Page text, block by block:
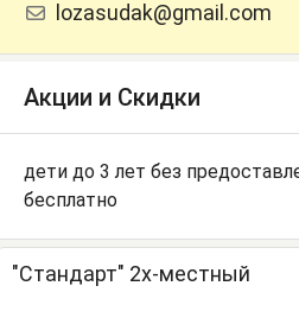
lozasudak@gmail.com
Акции и Скидки
дети до 3 лет без
бесплатно
"Стандарт" 2х-местный